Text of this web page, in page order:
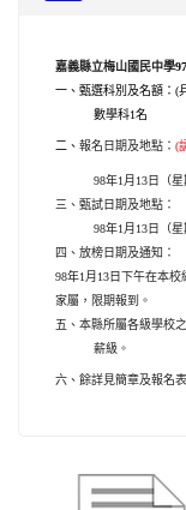
嘉義縣立梅山國民中學97
一、甄選科別及名額： (
數學科1名
二、 報名日期及地點： (
98年1 月 13日（
三、甄試日期及地點：
98年1 月 13日（
四、放榜日期及通知：
98年1 月 13日下午在本
家屬，限期報到。
五、本縣所屬各級學校
薪級。
六、餘詳見簡章及報名表